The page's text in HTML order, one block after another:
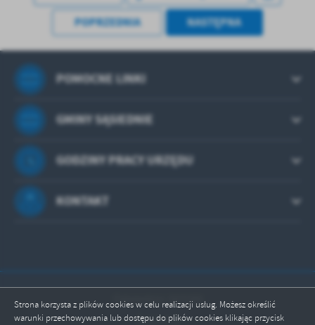
Strona korzysta z plików cookies w celu realizacji usług. Możesz określić
warunki przechowywania lub dostępu do plików cookies klikając przycisk
POPRZEDNIA NASTĘPNA
POMOCNE LINKI
GMINY SĄSIEDNIE
GODZINY PRACY URZĘDU
KONTAKT
Odwiedzin: 503289
Online: 2